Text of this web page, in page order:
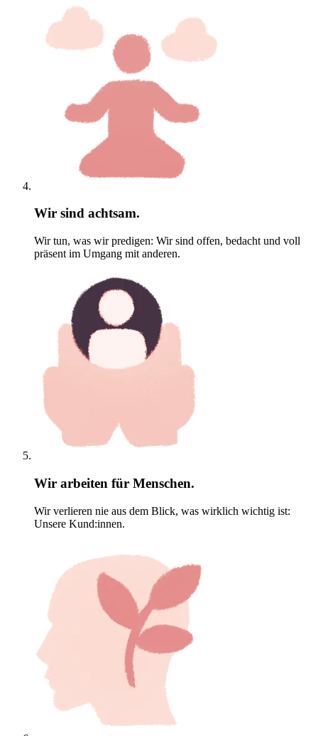
Wir sind achtsam.
Wir tun, was wir predigen: Wir sind offen, bedacht und voll
präsent im Umgang mit anderen.
Wir arbeiten für Menschen.
Wir verlieren nie aus dem Blick, was wirklich wichtig ist:
Unsere Kund:innen.